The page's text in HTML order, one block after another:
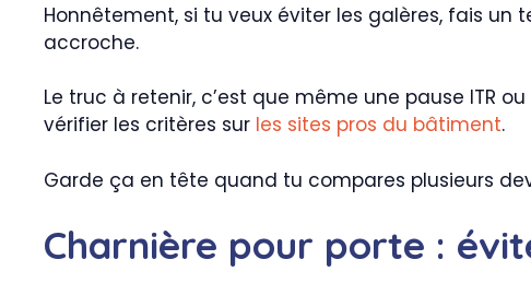
Honnêtement, si tu veux éviter les galères, fais un
accroche.
Le truc à retenir, c’est que même une pause ITR
vérifier les critères sur les sites pros du bâtiment.
Garde ça en tête quand tu compares plusieurs
Charnière pour porte :